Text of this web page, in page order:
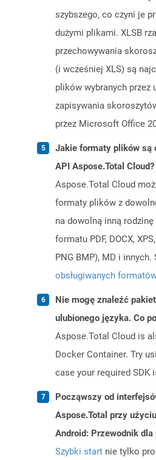
szybszego, co czyni je
dużymi plikami. XLSB
przechowywania
(i wcześniej XLS) są
plików wybranych przez
zapisywania
przez Microsoft Office
Jakie formaty plików są
API Aspose.Total Cloud?
Aspose.Total Cloud
formaty plików z
na dowolną inną
formatu PDF, DOCX,
PNG BMP), MD i innych.
obsługiwanych
Nie mogę znaleźć
ulubionego języka. Co
Aspose.Total Cloud is
Docker Container. Try
case your required SDK
Począwszy od
Aspose.Total przy
Android: Przewodnik
Szybki start nie tylko